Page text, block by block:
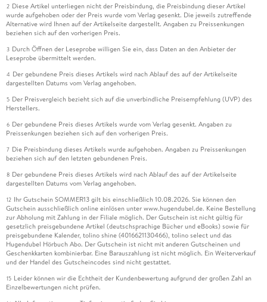
2 Diese Artikel unterliegen nicht der Preisbindung, die Preisbindung dieser Artikel
wurde aufgehoben oder der Preis wurde vom Verlag gesenkt. Die jeweils zutreffende
Alternative wird Ihnen auf der Artikelseite dargestellt. Angaben zu Preissenkungen
beziehen sich auf den vorherigen Preis.
3 Durch Öffnen der Leseprobe willigen Sie ein, dass Daten an den Anbieter der
Leseprobe übermittelt werden.
4 Der gebundene Preis dieses Artikels wird nach Ablauf des auf der Artikelseite
dargestellten Datums vom Verlag angehoben.
5 Der Preisvergleich bezieht sich auf die unverbindliche Preisempfehlung (UVP) des
Herstellers.
6 Der gebundene Preis dieses Artikels wurde vom Verlag gesenkt. Angaben zu
Preissenkungen beziehen sich auf den vorherigen Preis.
7 Die Preisbindung dieses Artikels wurde aufgehoben. Angaben zu Preissenkungen
beziehen sich auf den letzten gebundenen Preis.
8 Der gebundene Preis dieses Artikels wird nach Ablauf des auf der Artikelseite
dargestellten Datums vom Verlag angehoben.
12 Ihr Gutschein SOMMER13 gilt bis einschließlich 10.08.2026. Sie können den
Gutschein ausschließlich online einlösen unter www.hugendubel.de. Keine Bestellung
zur Abholung mit Zahlung in der Filiale möglich. Der Gutschein ist nicht gültig für
gesetzlich preisgebundene Artikel (deutschsprachige Bücher und eBooks) sowie für
preisgebundene Kalender, tolino shine (4016621130466), tolino select und das
Hugendubel Hörbuch Abo. Der Gutschein ist nicht mit anderen Gutscheinen und
Geschenkkarten kombinierbar. Eine Barauszahlung ist nicht möglich. Ein Weiterverkauf
und der Handel des Gutscheincodes sind nicht gestattet.
15 Leider können wir die Echtheit der Kundenbewertung aufgrund der großen Zahl an
Einzelbewertungen nicht prüfen.